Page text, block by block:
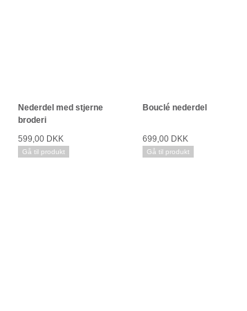
Nederdel med stjerne
broderi
599,00 DKK
Gå til produkt
Bouclé nederdel
699,00 DKK
Gå til produkt